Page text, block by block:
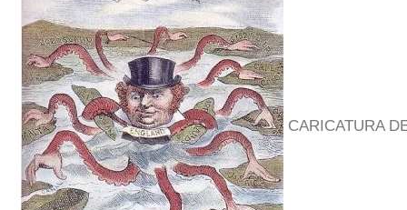
CARICATURA